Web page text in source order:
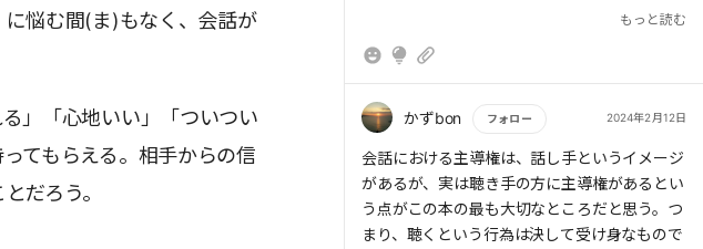
に悩む間(ま)もなく、会話が
」「心地いい」「ついつい
てもらえる。相手からの信
だろう。
『攻守がはっきりわかれている野球と同様、会
はじめて、きちんと「聴ける」ものである』
もっと読む
かずbon フォロー 2024年2月12日
もっと読む
会話における主導権は、話し手というイメージ
があるが、実は聴き手の方に主導権があるとい
う点がこの本の最も大切なところだと思う。つ
まり、聴くという行為は決して受け身なもので